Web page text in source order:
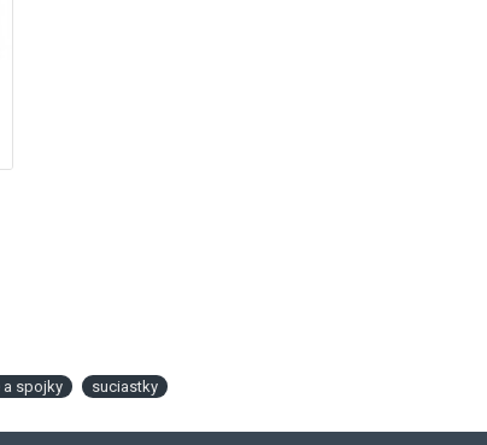
a spojky suciastky